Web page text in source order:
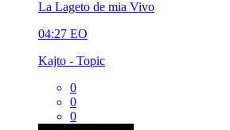
La Lageto de mia Vivo
04:27 EO
Kajto - Topic
0
0
0